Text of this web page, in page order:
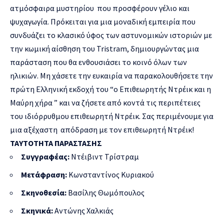
ατμόσφαιρα μυστηρίου που προσφέρουν γέλιο και
ψυχαγωγία. Πρόκειται για μια μοναδική εμπειρία που
συνδυάζει το κλασικό ύφος των αστυνομικών ιστοριών με
την κωμική αίσθηση του Tristram, δημιουργώντας μια
παράσταση που θα ενθουσιάσει το κοινό όλων των
ηλικιών. Μη χάσετε την ευκαιρία να παρακολουθήσετε την
πρώτη Ελληνική εκδοχή του “ο Επιθεωρητής Ντρέικ και η
Μαύρη χήρα ” και να ζήσετε από κοντά τις περιπέτειες
του ιδιόρρυθμου επιθεωρητή Ντρέικ. Σας περιμένουμε για
μια αξέχαστη απόδραση με τον επιθεωρητή Ντρέικ!
ΤΑΥΤΟΤΗΤΑ ΠΑΡΑΣΤΑΣΗΣ
Συγγραφέας: Ντέιβιντ Τρίστραμ
Μετάφραση: Κωνσταντίνος Κυριακού
Σκηνοθεσία: Βασίλης Θωμόπουλος
Σκηνικά:Αντώνης Χαλκιάς